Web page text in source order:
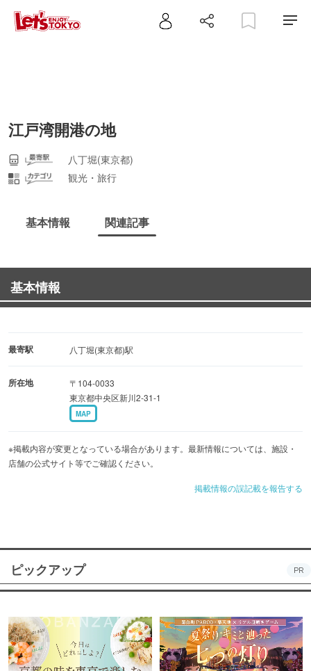
江戸湾開港の地
八丁堀(東京都)
観光・旅行
基本情報 関連記事
基本情報
最寄駅 八丁堀(東京都)駅
所在地
〒104-0033
東京都中央区新川2-31-1
MAP
※掲載内容が変更となっている場合があります。最新情報については、施設・
店舗の公式サイト等でご確認ください。
掲載情報の誤記載を報告する
ピックアップ PR